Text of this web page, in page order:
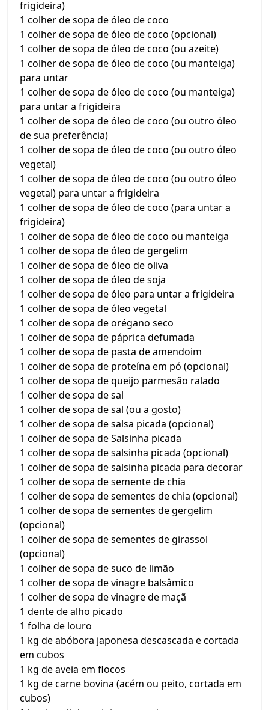
frigideira)
1 colher de sopa de óleo de coco
1 colher de sopa de óleo de coco (opcional)
1 colher de sopa de óleo de coco (ou azeite)
1 colher de sopa de óleo de coco (ou manteiga)
para untar
1 colher de sopa de óleo de coco (ou manteiga)
para untar a frigideira
1 colher de sopa de óleo de coco (ou outro óleo
de sua preferência)
1 colher de sopa de óleo de coco (ou outro óleo
vegetal)
1 colher de sopa de óleo de coco (ou outro óleo
vegetal) para untar a frigideira
1 colher de sopa de óleo de coco (para untar a
frigideira)
1 colher de sopa de óleo de coco ou manteiga
1 colher de sopa de óleo de gergelim
1 colher de sopa de óleo de oliva
1 colher de sopa de óleo de soja
1 colher de sopa de óleo para untar a frigideira
1 colher de sopa de óleo vegetal
1 colher de sopa de orégano seco
1 colher de sopa de páprica defumada
1 colher de sopa de pasta de amendoim
1 colher de sopa de proteína em pó (opcional)
1 colher de sopa de queijo parmesão ralado
1 colher de sopa de sal
1 colher de sopa de sal (ou a gosto)
1 colher de sopa de salsa picada (opcional)
1 colher de sopa de Salsinha picada
1 colher de sopa de salsinha picada (opcional)
1 colher de sopa de salsinha picada para decorar
1 colher de sopa de semente de chia
1 colher de sopa de sementes de chia (opcional)
1 colher de sopa de sementes de gergelim
(opcional)
1 colher de sopa de sementes de girassol
(opcional)
1 colher de sopa de suco de limão
1 colher de sopa de vinagre balsâmico
1 colher de sopa de vinagre de maçã
1 dente de alho picado
1 folha de louro
1 kg de abóbora japonesa descascada e cortada
em cubos
1 kg de aveia em flocos
1 kg de carne bovina (acém ou peito, cortada em
cubos)